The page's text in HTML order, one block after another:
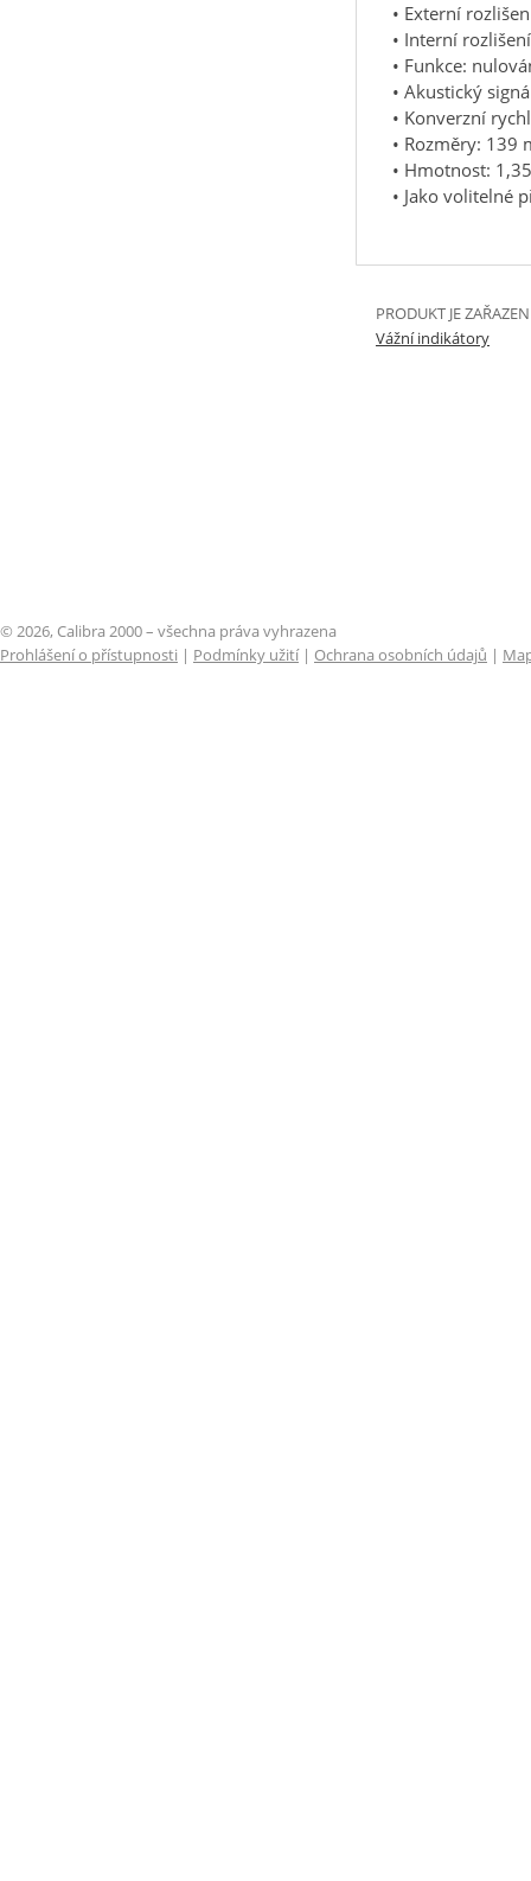
• Externí
• Interní
• Funkce:
• Akustický
• Konverzní
• Rozměry:
• Hmotnost:
• Jako volitelné
PRODUKT JE
Vážní indikátory
© 2026, Calibra 2000 – všechna práva vyhrazena
Prohlášení o přístupnosti | Podmínky užití| Ochrana osobních údajů |